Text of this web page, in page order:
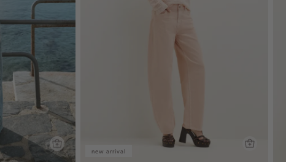
new arrival